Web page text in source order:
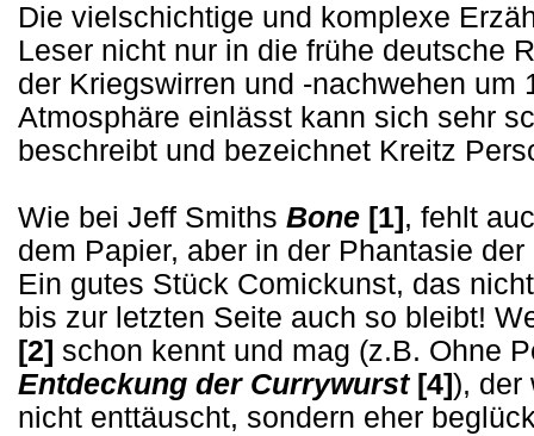
Die vielschichtige und komplexe
Leser nicht nur in die frühe deutsche
der Kriegswirren und -nachwehen um
Atmosphäre einlässt kann sich sehr
beschreibt und bezeichnet Kreitz
Wie bei Jeff Smiths Bone [1] , fehlt
dem Papier, aber in der Phantasie
Ein gutes Stück Comickunst, das
bis zur letzten Seite auch so bleibt!
[2] schon kennt und mag (z.B. Ohne
Entdeckung der Currywurst[4]), der
nicht enttäuscht, sondern eher